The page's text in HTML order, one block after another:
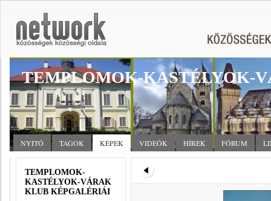
TEMPLOMOK-KASTÉLYOK-
NYITÓ TAGOK KÉPEK VIDEÓK HÍREK FÓRUM
TEMPLOMOK-
KASTÉLYOK-VÁRAK
KLUB KÉPGALÉRIÁI